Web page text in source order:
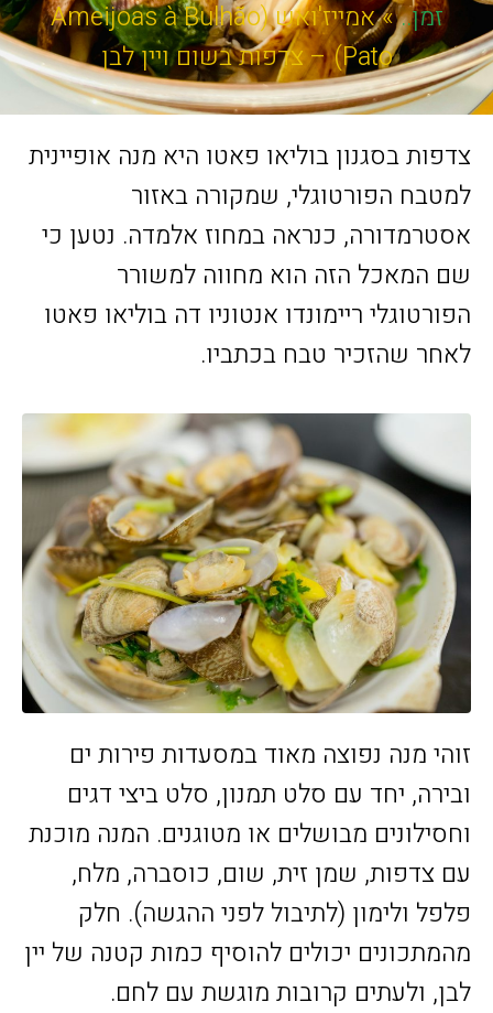
זמן..»
אמייז'ואש (Ameijoas à Bulhão
Pato) – צדפות בשום ויין לבן
צדפות בסגנון בוליאו פאטו היא מנה אופיינית
למטבח הפורטוגלי, שמקורה באזור
אסטרמדורה, כנראה במחוז אלמדה. נטען כי
שם המאכל הזה הוא מחווה למשורר
הפורטוגלי ריימונדו אנטוניו דה בוליאו פאטו
לאחר שהזכיר טבח בכתביו.
זוהי מנה נפוצה מאוד במסעדות פירות ים
ובירה, יחד עם סלט תמנון, סלט ביצי דגים
וחסילונים מבושלים או מטוגנים. המנה מוכנת
עם צדפות, שמן זית, שום, כוסברה, מלח,
פלפל ולימון (לתיבול לפני ההגשה). חלק
מהמתכונים יכולים להוסיף כמות קטנה של יין
לבן, ולעתים קרובות מוגשת עם לחם.